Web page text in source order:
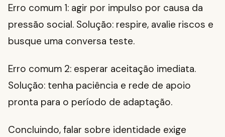
Erro comum 1: agir por impulso por causa da
pressão social. Solução: respire, avalie riscos e
busque uma conversa teste.
Erro comum 2: esperar aceitação imediata.
Solução: tenha paciência e rede de apoio
pronta para o período de adaptação.
Concluindo, falar sobre identidade exige